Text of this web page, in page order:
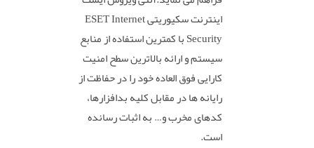
اینترنت سکیوریتی ESET Internet
Security با کمترین استفاده از منابع
سیستم و ارائه بالاترین سطح امنیت
کارایی فوق العاده خود را در حفاظت از
رایانه ها در مقابل کلیه بدافزارها،
کدهای مخرب و… به اثبات رسانده
است.